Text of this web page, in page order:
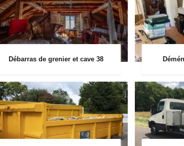
Débarras de grenier et cave 38